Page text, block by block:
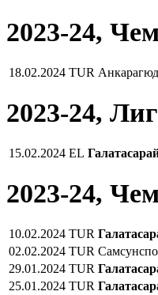
2023-24,
18.02.2024 TUR
2023-24,
15.02.2024 EL
2023-24,
10.02.2024 TUR
02.02.2024 TUR
29.01.2024 TUR
25.01.2024 TUR